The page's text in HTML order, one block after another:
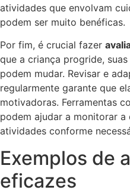
atividades que envolvam
podem ser muito benéficas.
Por fim, é crucial fazer
que a criança progride,
podem mudar. Revisar e
regularmente garante que
motivadoras. Ferramentas
podem ajudar a monitorar a
atividades conforme
Exemplos de
eficazes